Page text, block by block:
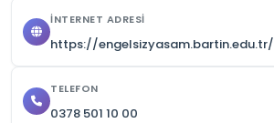
İNTERNET ADRESI
https://engelsizyasam.bartin.edu.tr/
TELEFON
0378 501 10 00